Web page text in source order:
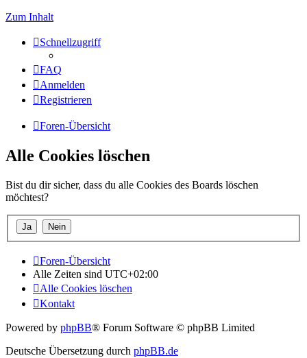
Zum Inhalt
Schnellzugriff
FAQ
Anmelden
Registrieren
Foren-Übersicht
Alle Cookies löschen
Bist du dir sicher, dass du alle Cookies des Boards löschen
möchtest?
Foren-Übersicht
Alle Zeiten sind UTC+02:00
Alle Cookies löschen
Kontakt
Powered by phpBB® Forum Software © phpBB Limited
Deutsche Übersetzung durch phpBB.de